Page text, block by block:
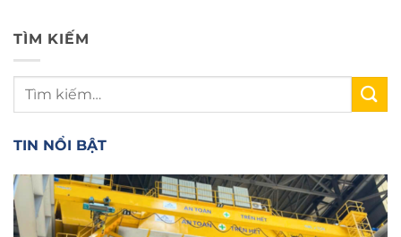
TÌM KIẾM
TIN NỔI BẬT